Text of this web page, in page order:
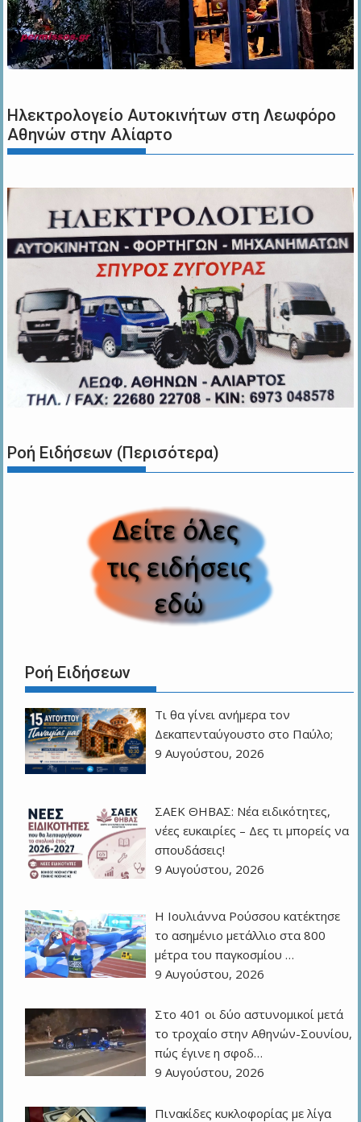
Ηλεκτρολογείο Αυτοκινήτων στη Λεωφόρο
Αθηνών στην Αλίαρτο
Ροή Ειδήσεων (Περισότερα)
Ροή Ειδήσεων
Τι θα γίνει ανήμερα τον
Δεκαπενταύγουστο στο Παύλο;
9 Αυγούστου, 2026
ΣΑΕΚ ΘΗΒΑΣ: Νέα ειδικότητες,
νέες ευκαιρίες – Δες τι μπορείς να
σπουδάσεις!
9 Αυγούστου, 2026
Η Ιουλιάννα Ρούσσου κατέκτησε
το ασημένιο μετάλλιο στα 800
μέτρα του παγκοσμίου …
9 Αυγούστου, 2026
Στο 401 οι δύο αστυνομικοί μετά
το τροχαίο στην Αθηνών-Σουνίου,
πώς έγινε η σφοδ…
9 Αυγούστου, 2026
Πινακίδες κυκλοφορίας με λίγα